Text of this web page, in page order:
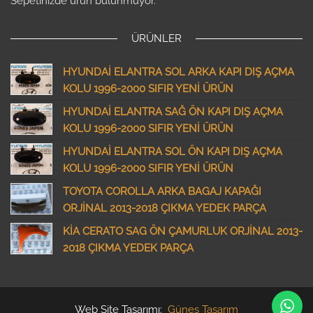
ÜRÜNLER
HYUNDAİ ELANTRA SOL ARKA KAPI DIŞ AÇMA
KOLU 1996-2000 SIFIR YENİ ÜRÜN
HYUNDAİ ELANTRA SAĞ ÖN KAPI DIŞ AÇMA
KOLU 1996-2000 SIFIR YENİ ÜRÜN
HYUNDAİ ELANTRA SOL ÖN KAPI DIŞ AÇMA
KOLU 1996-2000 SIFIR YENİ ÜRÜN
TOYOTA COROLLA ARKA BAGAJ KAPAĞI
ORJİNAL 2013-2018 ÇIKMA YEDEK PARÇA
KİA CERATO SAG ÖN ÇAMURLUK ORJİNAL 2013-
2018 ÇIKMA YEDEK PARÇA
Web Site Tasarımı: Güneş Tasarım